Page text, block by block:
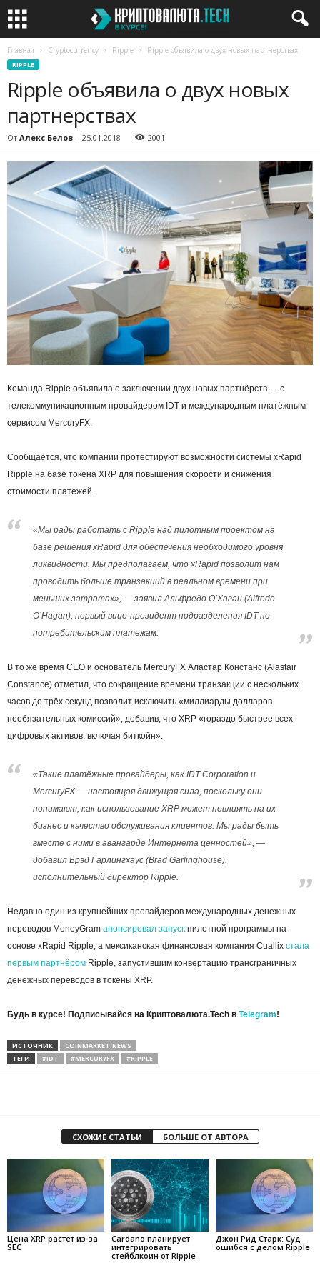
Главная Cryptocurrency Ripple Ripple объявила о двух новых партнерствах
RIPPLE
Ripple объявила о двух новых
партнерствах
От Алекс Белов - 25.01.2018 2001
Команда Ripple объявила о заключении двух новых партнёрств — с
телекоммуникационным провайдером IDT и международным платёжным
сервисом MercuryFX.
Сообщается, что компании протестируют возможности системы xRapid
Ripple на базе токена XRP для повышения скорости и снижения
стоимости платежей.
«Мы рады работать с Ripple над пилотным проектом на
базе решения xRapid для обеспечения необходимого уровня
ликвидности. Мы предполагаем, что xRapid позволит нам
проводить больше транзакций в реальном времени при
меньших затратах», — заявил Альфредо О’Хаган (Alfredo
O’Hagan), первый вице-президент подразделения IDT по
потребительским платежам.
В то же время CEO и основатель MercuryFX Аластар Констанс (Alastair
Constance) отметил, что сокращение времени транзакции с нескольких
часов до трёх секунд позволит исключить «миллиарды долларов
необязательных комиссий», добавив, что XRP «гораздо быстрее всех
цифровых активов, включая биткойн».
«Такие платёжные провайдеры, как IDT Corporation и
MercuryFX — настоящая движущая сила, поскольку они
понимают, как использование XRP может повлиять на их
бизнес и качество обслуживания клиентов. Мы рады быть
вместе с ними в авангарде Интернета ценностей», —
добавил Брэд Гарлингхаус (Brad Garlinghouse),
исполнительный директор Ripple.
Недавно один из крупнейших провайдеров международных денежных
переводов MoneyGram анонсировал запуск пилотной программы на
основе xRapid Ripple, а мексиканская финансовая компания Cuallix стала
первым партнёром Ripple, запустившим конвертацию трансграничных
денежных переводов в токены XRP.
Будь в курсе! Подписывайся на Криптовалюта.Tech в Telegram!
ИСТОЧНИК
COINMARKET.NEWS
ТЕГИ
#IDT #MERCURYFX #RIPPLE
СХОЖИЕ СТАТЬИ БОЛЬШЕ ОТ АВТОРА
Цена XRP растет из-за
SEC
Cardano планирует
интегрировать
стейблкоин от Ripple
Джон Рид Старк: Суд
ошибся с делом Ripple